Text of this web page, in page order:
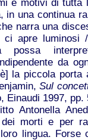
e motivi di
in una continua
narra una
ci apre luminosi
possa
da
la piccola porta
Sul
Einaudi 1997, pp.
Antonella
dei morti e per
lingua.